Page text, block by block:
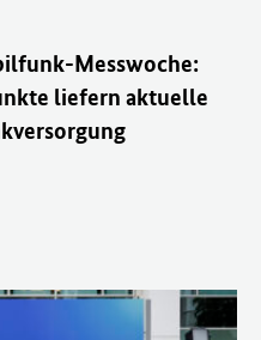
Messwoche:
liefern aktuelle